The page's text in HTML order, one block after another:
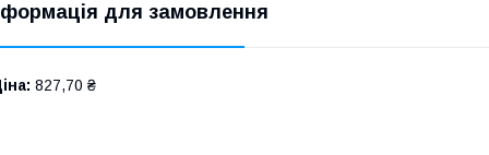
для замовлення
827,70 ₴